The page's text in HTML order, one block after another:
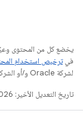
يخضع كل من المحتوى
فيترخيص استخدام
لشركة Oracle و/أو الشركات التابعة لها.
تاريخ التعديل الأخير: 2026-07-31 (حسب التوقيت العالمي المتفَّق عليه)